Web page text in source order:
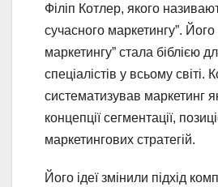
Філіп Котлер, якого
сучасного маркетингу”.
маркетингу” стала біблією
спеціалістів у всьому
систематизував маркетинг
концепції сегментації,
маркетингових стратегій.
Його ідеї змінили підхід